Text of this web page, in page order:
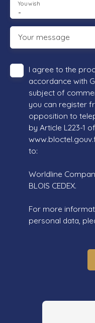
-
You wish
Your message
I agree to the
accordance with
subject of
you can register
opposition to
by Article L223-1
to:
Worldline
BLOIS CEDEX.
For more
personal data,